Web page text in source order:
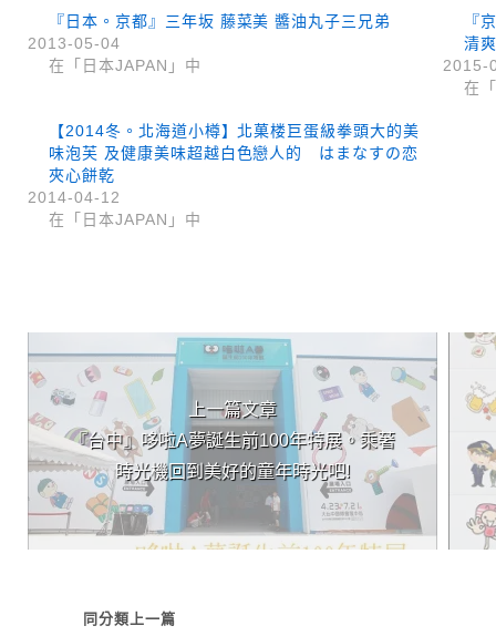
『日本。京都』三年坂 藤菜美 醬油丸子三兄弟
2013-05-04
在「日本JAPAN」中
『
清
2015-
在
【2014冬。北海道小樽】北菓楼巨蛋級拳頭大的美
味泡芙 及健康美味超越白色戀人的 はまなすの恋
夾心餅乾
2014-04-12
在「日本JAPAN」中
上 / 下一篇文章
上一篇文章
『台中』哆啦A夢誕生前100年特展。乘著
時光機回到美好的童年時光吧!
同分類上一篇